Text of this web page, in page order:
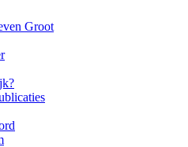
Groot